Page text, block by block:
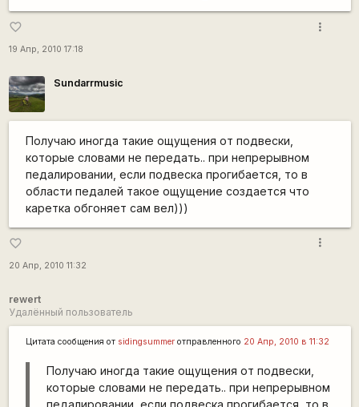
favorite_border
19 Апр, 2010 17:18
more_vert
Sundarrmusic
Получаю иногда такие ощущения от подвески,
которые словами не передать.. при непрерывном
педалировании, если подвеска прогибается, то в
области педалей такое ощущение создается что
каретка обгоняет сам вел)))
favorite_border
20 Апр, 2010 11:32
more_vert
rewert
Удалённый пользователь
Цитата сообщения от sidingsummerотправленного 20 Апр, 2010 в 11:32
Получаю иногда такие ощущения от подвески,
которые словами не передать.. при непрерывном